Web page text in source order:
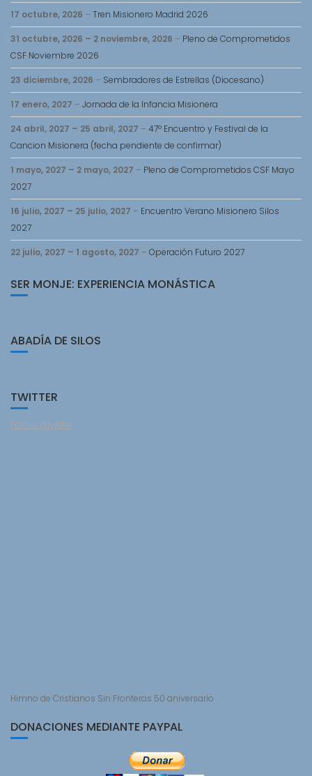
17 octubre, 2026 – Tren Misionero Madrid 2026
31 octubre, 2026 – 2 noviembre, 2026 – Pleno de Comprometidos
CSF Noviembre 2026
23 diciembre, 2026 – Sembradores de Estrellas (Diocesano)
17 enero, 2027 – Jornada de la Infancia Misionera
24 abril, 2027 – 25 abril, 2027 – 47º Encuentro y Festival de la
Cancion Misionera (fecha pendiente de confirmar)
1 mayo, 2027 – 2 mayo, 2027 – Pleno de Comprometidos CSF Mayo
2027
16 julio, 2027 – 25 julio, 2027 – Encuentro Verano Misionero Silos
2027
22 julio, 2027 – 1 agosto, 2027 – Operación Futuro 2027
SER MONJE: EXPERIENCIA MONÁSTICA
ABADÍA DE SILOS
TWITTER
Follow @twitter
Himno de Cristianos Sin Fronteras 50 aniversario
DONACIONES MEDIANTE PAYPAL